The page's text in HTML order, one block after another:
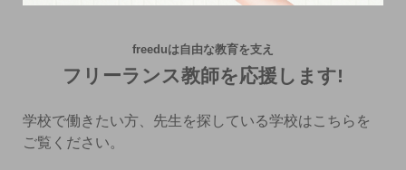
freeduは自由な教育を支え
フリーランス教師を応援します!
学校で働きたい方、先生を探している学校はこちらを
ご覧ください。